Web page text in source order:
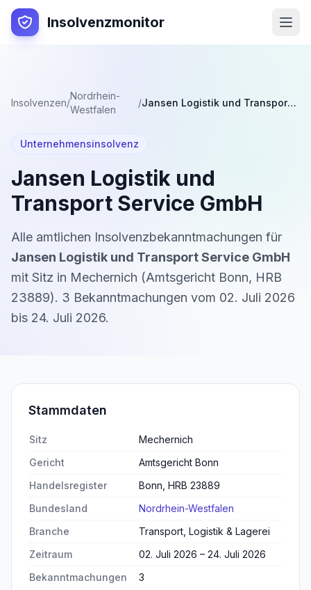
Insolvenzmonitor
Insolvenzen/
Nordrhein-
Westfalen
/ Jansen Logistik und Transport Service GmbH
Unternehmensinsolvenz
Jansen Logistik und
Transport Service GmbH
Alle amtlichen Insolvenzbekanntmachungen für
Jansen Logistik und Transport Service GmbH
mit Sitz in Mechernich (Amtsgericht Bonn, HRB
23889). 3 Bekanntmachungen vom 02. Juli 2026
bis 24. Juli 2026.
Stammdaten
Sitz
Mechernich
Gericht
Amtsgericht Bonn
Handelsregister
Bonn, HRB 23889
Bundesland
Nordrhein-Westfalen
Branche
Transport, Logistik & Lagerei
Zeitraum
02. Juli 2026 – 24. Juli 2026
Bekanntmachungen
3